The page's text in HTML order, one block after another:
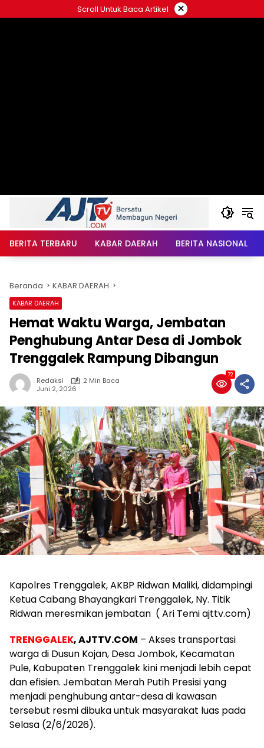
ke
Scroll Untuk Baca Artikel ×
BERITA TERBARU KABAR DAERAH BERITA NASIONAL
Beranda KABAR DAERAH
KABAR DAERAH
Hemat Waktu Warga, Jembatan
Penghubung Antar Desa di Jombok
Trenggalek Rampung Dibangun
Redaksi
2 Min Baca
Juni 2, 2026
72
Kapolres Trenggalek, AKBP Ridwan Maliki, didampingi
Ketua Cabang Bhayangkari Trenggalek, Ny. Titik
Ridwan meresmikan jembatan ( Ari Temi ajttv.com)
TRENGGALEK, AJTTV.COM – Akses transportasi
warga di Dusun Kojan, Desa Jombok, Kecamatan
Pule, Kabupaten Trenggalek kini menjadi lebih cepat
dan efisien. Jembatan Merah Putih Presisi yang
menjadi penghubung antar-desa di kawasan
tersebut resmi dibuka untuk masyarakat luas pada
Selasa (2/6/2026).